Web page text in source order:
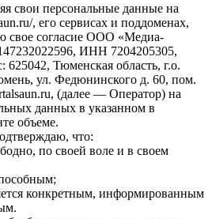
свои персональные данные на
, его сервисах и поддоменах,
свое согласие ООО «Медиа-
ИНН 7204205305,
625042, Тюменская область, г.о.
ул. Федюнинского д. 60, пом.
(далее — Оператор) на
данных в указанном в
объеме.
что:
по своей воле и в своем
конкретным, информированным